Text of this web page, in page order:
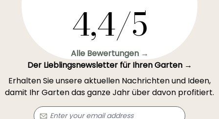
4,4/5
Alle Bewertungen →
Der Lieblingsnewsletter für Ihren Garten →
Erhalten Sie unsere aktuellen Nachrichten und Ideen,
damit Ihr Garten das ganze Jahr über davon profitiert.